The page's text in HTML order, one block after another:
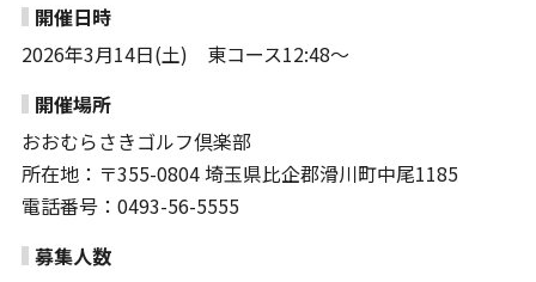
開催日時
2026年3月14日(土) 東コース12:48～
開催場所
おおむらさきゴルフ倶楽部
所在地：〒355-0804 埼玉県比企郡滑川町中尾1185
電話番号：0493-56-5555
募集人数